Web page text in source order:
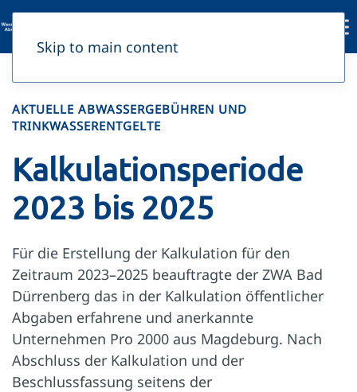
Skip to main content
AKTUELLE ABWASSERGEBÜHREN UND
TRINKWASSERENTGELTE
Kalkulationsperiode
2023 bis 2025
Für die Erstellung der Kalkulation für den
Zeitraum 2023–2025 beauftragte der ZWA Bad
Dürrenberg das in der Kalkulation öffentlicher
Abgaben erfahrene und anerkannte
Unternehmen Pro 2000 aus Magdeburg. Nach
Abschluss der Kalkulation und der
Beschlussfassung seitens der